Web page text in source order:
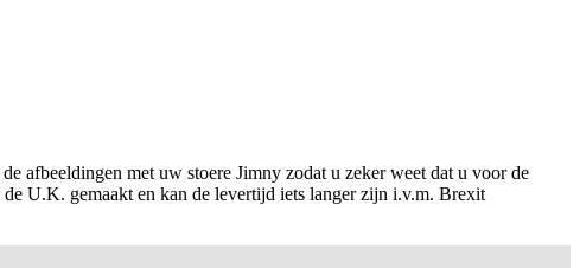
afbeeldingen met uw stoere Jimny zodat u zeker weet dat u voor de
U.K. gemaakt en kan de levertijd iets langer zijn i.v.m. Brexit